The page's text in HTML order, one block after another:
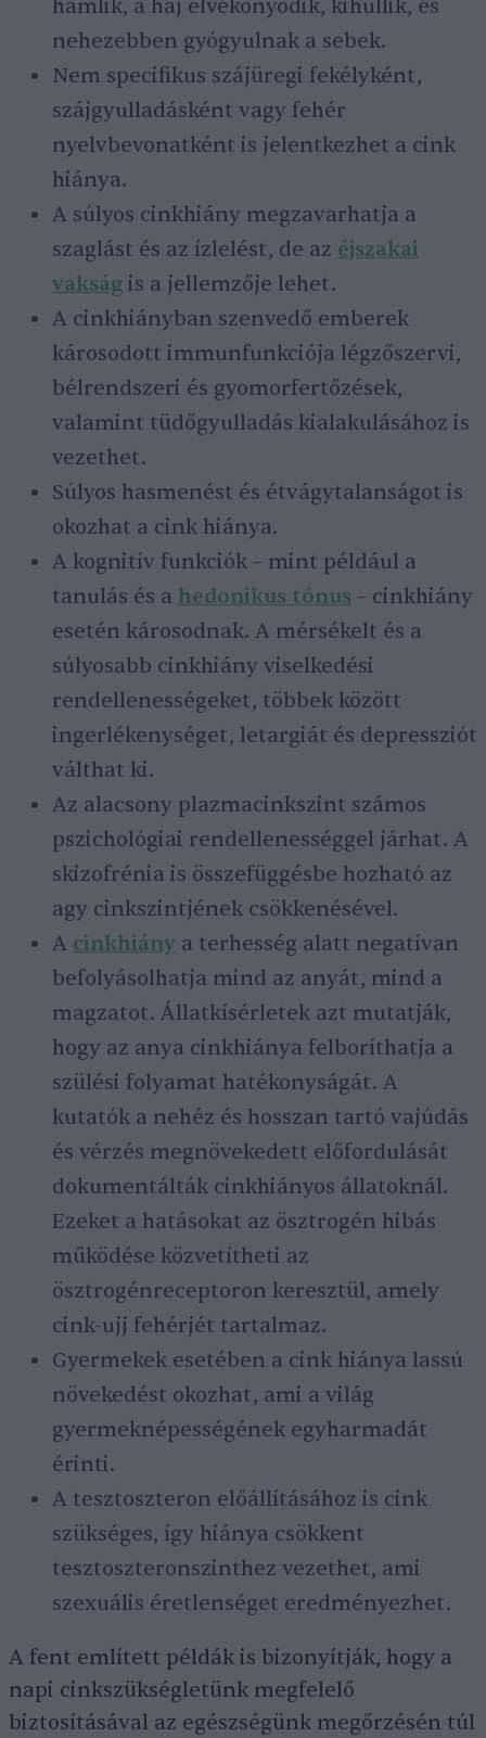
hámlik, a haj elvékonyodik, kihullik, és
nehezebben gyógyulnak a sebek.
Nem specifikus szájüregi fekélyként,
szájgyulladásként vagy fehér
nyelvbevonatként is jelentkezhet a cink
hiánya.
A súlyos cinkhiány megzavarhatja a
szaglást és az ízlelést, de az éjszakai
vakság is a jellemzője lehet.
A cinkhiányban szenvedő emberek
károsodott immunfunkciója légzőszervi,
bélrendszeri és gyomorfertőzések,
valamint tüdőgyulladás kialakulásához is
vezethet.
Súlyos hasmenést és étvágytalanságot is
okozhat a cink hiánya.
A kognitív funkciók – mint például a
tanulás és a hedonikus tónus – cinkhiány
esetén károsodnak. A mérsékelt és a
súlyosabb cinkhiány viselkedési
rendellenességeket, többek között
ingerlékenységet, letargiát és depressziót
válthat ki.
Az alacsony plazmacinkszint számos
pszichológiai rendellenességgel járhat. A
skizofrénia is összefüggésbe hozható az
agy cinkszintjének csökkenésével.
A cinkhiány a terhesség alatt negatívan
befolyásolhatja mind az anyát, mind a
magzatot. Állatkísérletek azt mutatják,
hogy az anya cinkhiánya felboríthatja a
szülési folyamat hatékonyságát. A
kutatók a nehéz és hosszan tartó vajúdás
és vérzés megnövekedett előfordulását
dokumentálták cinkhiányos állatoknál.
Ezeket a hatásokat az ösztrogén hibás
működése közvetítheti az
ösztrogénreceptoron keresztül, amely
cink-ujj fehérjét tartalmaz.
Gyermekek esetében a cink hiánya lassú
növekedést okozhat, ami a világ
gyermeknépességének egyharmadát
érinti.
A tesztoszteron előállításához is cink
szükséges, így hiánya csökkent
tesztoszteronszinthez vezethet, ami
szexuális éretlenséget eredményezhet.
A fent említett példák is bizonyítják, hogy a
napi cinkszükségletünk megfelelő
biztosításával az egészségünk megőrzésén túl